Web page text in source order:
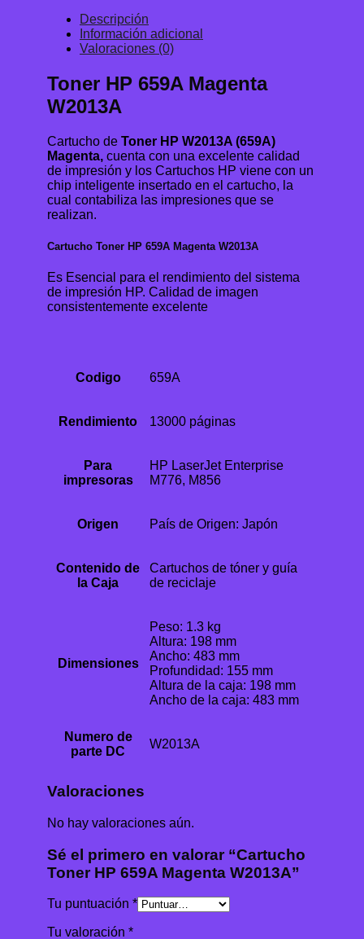
Descripción
Información adicional
Valoraciones (0)
Toner HP 659A Magenta
W2013A
Cartucho de Toner HP W2013A (659A)
Magenta, cuenta con una excelente calidad
de impresión y los Cartuchos HP viene con un
chip inteligente insertado en el cartucho, la
cual contabiliza las impresiones que se
realizan.
Cartucho Toner HP 659A Magenta W2013A
Es Esencial para el rendimiento del sistema
de impresión HP. Calidad de imagen
consistentemente excelente
Codigo 659A
Rendimiento 13000 páginas
Para
impresoras
HP LaserJet Enterprise
M776, M856
Origen País de Origen: Japón
Contenido de
la Caja
Cartuchos de tóner y guía
de reciclaje
Dimensiones
Peso: 1.3 kg
Altura: 198 mm
Ancho: 483 mm
Profundidad: 155 mm
Altura de la caja: 198 mm
Ancho de la caja: 483 mm
Numero de
parte DC
W2013A
Valoraciones
No hay valoraciones aún.
Sé el primero en valorar “Cartucho
Toner HP 659A Magenta W2013A”
Tu puntuación *
Tu valoración *